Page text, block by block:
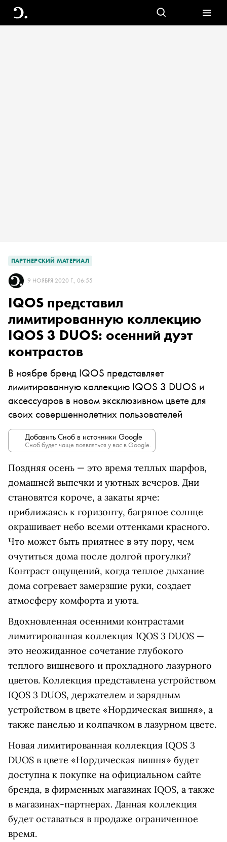
ПАРТНЕРСКИЙ МАТЕРИАЛ
9 НОЯБРЯ 2020 Г., 06:55
IQOS представил
лимитированную коллекцию
IQOS 3 DUOS: осенний дуэт
контрастов
В ноябре бренд IQOS представляет
лимитированную коллекцию IQOS 3 DUOS и
аксессуаров в новом эксклюзивном цвете для
своих совершеннолетних пользователей
Добавить Сноб в источники Google
Сноб будет чаще появляться у вас в Google.
Поздняя осень — это время теплых шарфов,
домашней выпечки и уютных вечеров. Дни
становятся короче, а закаты ярче:
приближаясь к горизонту, багряное солнце
окрашивает небо всеми оттенками красного.
Что может быть приятнее в эту пору, чем
очутиться дома после долгой прогулки?
Контраст ощущений, когда теплое дыхание
дома согревает замерзшие руки, создает
атмосферу комфорта и уюта.
Вдохновленная осенними контрастами
лимитированная коллекция IQOS 3 DUOS —
это неожиданное сочетание глубокого
теплого вишневого и прохладного лазурного
цветов. Коллекция представлена устройством
IQOS 3 DUOS, держателем и зарядным
устройством в цвете «Нордическая вишня», а
также панелью и колпачком в лазурном цвете.
Новая лимитированная коллекция IQOS 3
DUOS в цвете «Нордическая вишня» будет
доступна к покупке на официальном сайте
бренда, в фирменных магазинах IQOS, а также
в магазинах-партнерах. Данная коллекция
будет оставаться в продаже ограниченное
время.